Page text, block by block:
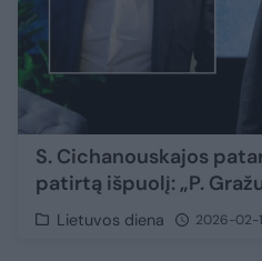
S. Cichanouskajos
patirtą išpuolį: „P.
Lietuvos diena 2026-02-